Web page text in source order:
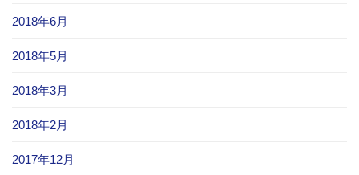
2018年6月
2018年5月
2018年3月
2018年2月
2017年12月